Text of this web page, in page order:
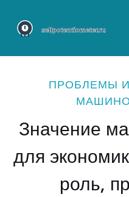
ПРОБЛЕМЫ
Значение
для
роль,